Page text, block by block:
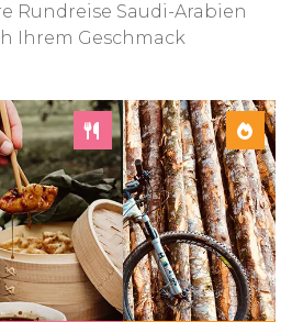
Rundreise Saudi-Arabien
Ihrem Geschmack